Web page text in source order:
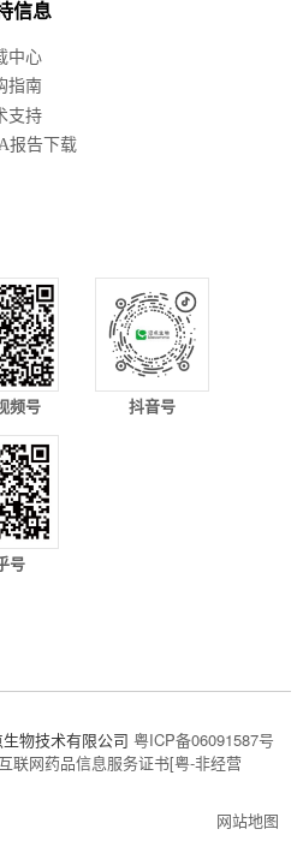
信息
中心
指南
支持
报告下载
频号 抖音号
号
物技术有限公司 粤ICP备06091587号
互联网药品信息服务证书[粤-非经营
网站地图